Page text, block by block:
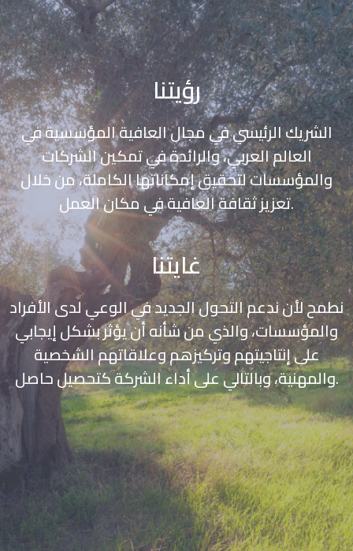
رؤيتنا
الشريك الرئيسي في مجال العافية المؤسسية في
العالم العربي، والرائدة في تمكين الشركات
والمؤسسات لتحقيق إمكاناتها الكاملة، من خلال
تعزيز ثقافة العافية في مكان العمل.
غايتنا
نطمح لأن ندعم التحول الجديد في الوعي لدى الأفراد
والمؤسسات، والذي من شأنه أن يؤثر بشكل إيجابي
على إنتاجيتهم وتركيزهم وعلاقاتهم الشخصية
والمهنية، وبالتالي على أداء الشركة كتحصيل حاصل.